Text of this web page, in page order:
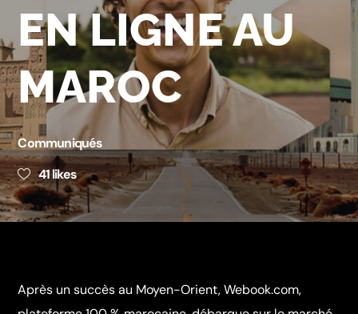
EN LIGNE AU
MAROC
Communiqués
41likes
Après un succès au Moyen-Orient, Webook.com,